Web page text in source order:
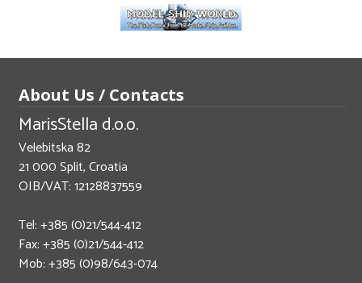
About Us / Contacts
MarisStella d.o.o.
Velebitska 82
21 000 Split, Croatia
OIB/VAT: 12128837559
Tel: +385 (0)21/544-412
Fax: +385 (0)21/544-412
Mob: +385 (0)98/643-074